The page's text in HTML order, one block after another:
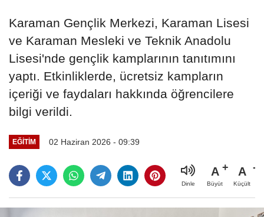
Karaman Gençlik Merkezi, Karaman Lisesi
ve Karaman Mesleki ve Teknik Anadolu
Lisesi'nde gençlik kamplarının tanıtımını
yaptı. Etkinliklerde, ücretsiz kampların
içeriği ve faydaları hakkında öğrencilere
bilgi verildi.
EĞITIM 02 Haziran 2026 - 09:39
Dinle
A
Büyüt
A
Küçült